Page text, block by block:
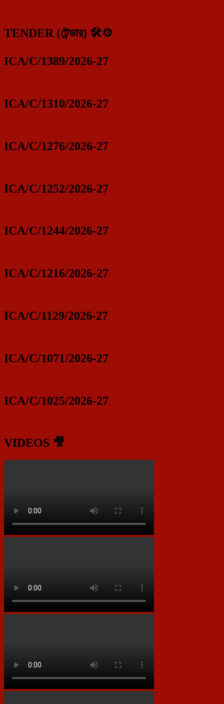
TENDER (টেন্ডার) 🛠️⚙️
ICA/C/1389/2026-27
ICA/C/1310/2026-27
ICA/C/1276/2026-27
ICA/C/1252/2026-27
ICA/C/1244/2026-27
ICA/C/1216/2026-27
ICA/C/1129/2026-27
ICA/C/1071/2026-27
ICA/C/1025/2026-27
VIDEOS 🎥